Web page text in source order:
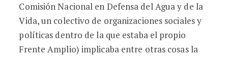
Comisión Nacional en Defensa del Agua y de la
Vida, un colectivo de organizaciones sociales y
políticas dentro de la que estaba el propio
Frente Amplio) implicaba entre otras cosas la